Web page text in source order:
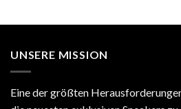
UNSERE MISSION
Eine der größten